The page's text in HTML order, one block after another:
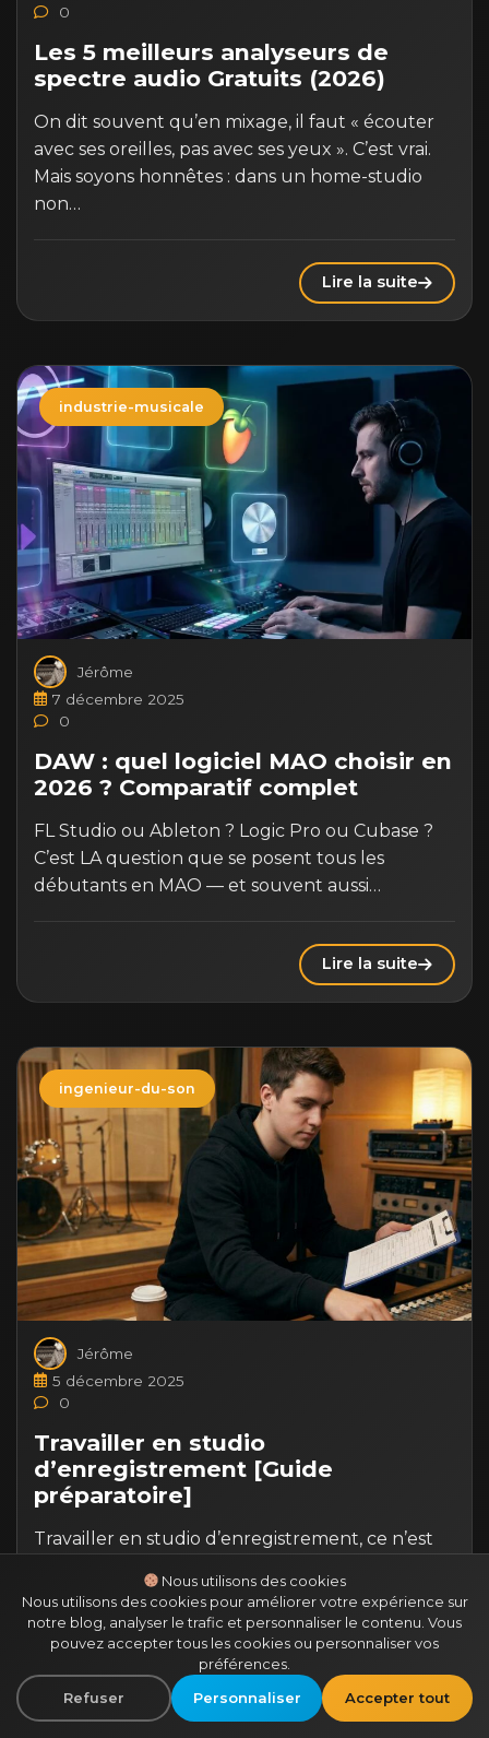
0
Les 5 meilleurs analyseurs de
spectre audio Gratuits (2026)
On dit souvent qu’en mixage, il faut « écouter
avec ses oreilles, pas avec ses yeux ». C’est vrai.
Mais soyons honnêtes : dans un home-studio
non…
Lire la suite
industrie-musicale
Jérôme
7 décembre 2025
0
DAW : quel logiciel MAO choisir en
2026 ? Comparatif complet
FL Studio ou Ableton ? Logic Pro ou Cubase ?
C’est LA question que se posent tous les
débutants en MAO — et souvent aussi…
Lire la suite
ingenieur-du-son
Jérôme
5 décembre 2025
0
Travailler en studio
d’enregistrement [Guide
préparatoire]
Travailler en studio d’enregistrement, ce n’est
du gros son. C’est un test de résistance : 12
heures de…
Lire la suite
Nous utilisons des cookies
Nous utilisons des cookies pour améliorer votre expérience sur
notre blog, analyser le trafic et personnaliser le contenu. Vous
pouvez accepter tous les cookies ou personnaliser vos
préférences.
Refuser
Personnaliser Accepter tout